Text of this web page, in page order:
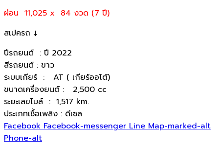
ผ่อน 11,025 x 84 งวด (7 ปี)
สเปครถ ↓
ปีรถยนต์ : ปี 2022
สีรถยนต์ : ขาว
ระบบเกียร์ : AT ( เกียร์ออโต้)
ขนาดเครื่องยนต์ : 2,500 cc
ระยะเลขไมล์ : 1,517 km.
ประเภทเชื้อเพลิง : ดีเซล
Facebook Facebook-messenger Line Map-marked-alt
Phone-alt